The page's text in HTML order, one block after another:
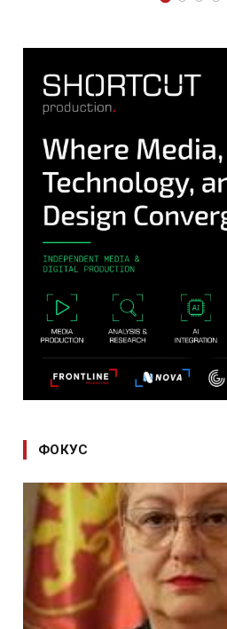
ФОКУС